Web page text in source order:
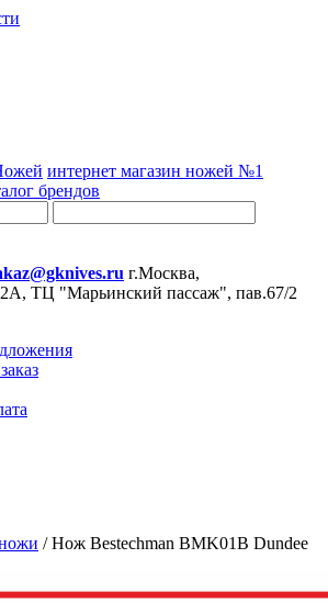
интернет магазин ножей №1
брендов
г.Москва,
ТЦ "Марьинский пассаж", пав.67/2
/Нож Bestechman BMK01B Dundee